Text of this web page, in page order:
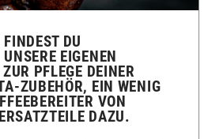
DU
EIGENEN K
PFLEGE DEINER M
EIN WENIG G
VON B
DAZU.